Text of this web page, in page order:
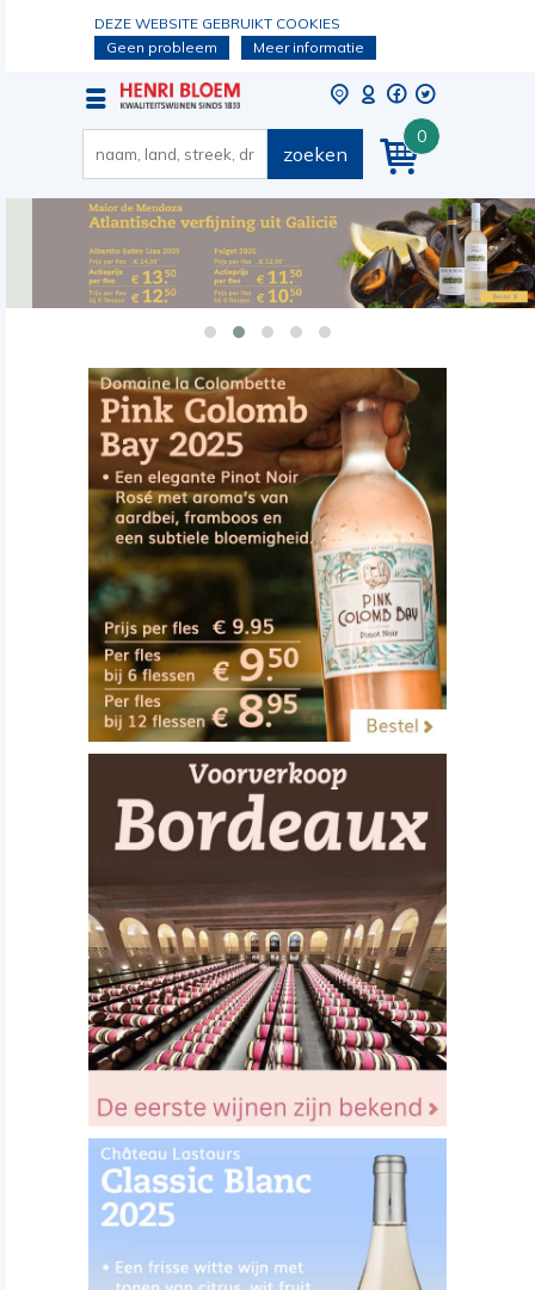
DEZE WEBSITE GEBRUIKT COOKIES
Geen probleem
Meer informatie
0
zoeken